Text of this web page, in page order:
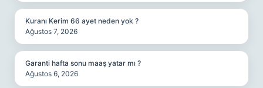
Kuranı Kerim 66 ayet neden yok ?
Ağustos 7, 2026
Garanti hafta sonu maaş yatar mı ?
Ağustos 6, 2026